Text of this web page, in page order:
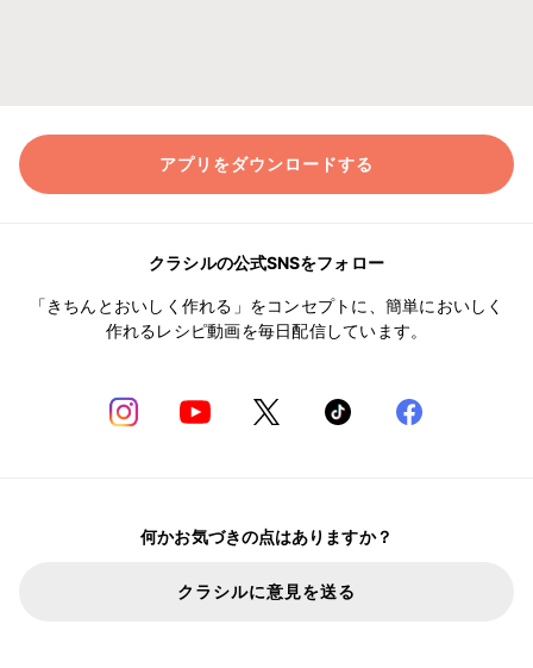
アプリをダウンロードする
クラシルの公式SNSをフォロー
「きちんとおいしく作れる」をコンセプトに、簡単においしく
作れるレシピ動画を毎日配信しています。
何かお気づきの点はありますか？
クラシルに意見を送る